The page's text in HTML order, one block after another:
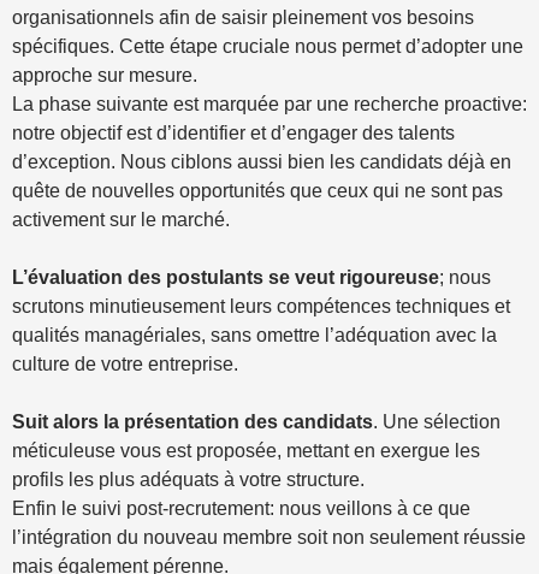
organisationnels afin de saisir pleinement vos besoins
spécifiques. Cette étape cruciale nous permet d’adopter une
approche sur mesure.
La phase suivante est marquée par une recherche proactive:
notre objectif est d’identifier et d’engager des talents
d’exception. Nous ciblons aussi bien les candidats déjà en
quête de nouvelles opportunités que ceux qui ne sont pas
activement sur le marché.
L’évaluation des postulants se veut rigoureuse; nous
scrutons minutieusement leurs compétences techniques et
qualités managériales, sans omettre l’adéquation avec la
culture de votre entreprise.
Suit alors la présentation des candidats. Une sélection
méticuleuse vous est proposée, mettant en exergue les
profils les plus adéquats à votre structure.
Enfin le suivi post-recrutement: nous veillons à ce que
l’intégration du nouveau membre soit non seulement réussie
mais également pérenne.